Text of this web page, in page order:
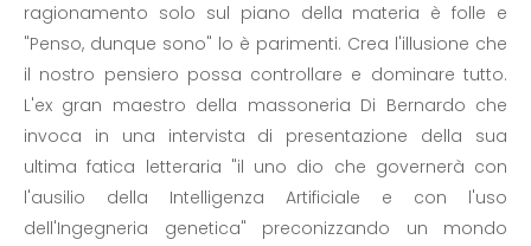
ragionamento solo sul piano della materia è folle e
"Penso, dunque sono" lo è parimenti. Crea l'illusione che
il nostro pensiero possa controllare e dominare tutto.
L'ex gran maestro della massoneria Di Bernardo che
invoca in una intervista di presentazione della sua
ultima fatica letteraria "il uno dio che governerà con
l'ausilio della Intelligenza Artificiale e con l'uso
dell'Ingegneria genetica" preconizzando un mondo